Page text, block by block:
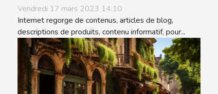
Vendredi 17 mars 2023 14:10
Internet regorge de contenus, articles de blog,
descriptions de produits, contenu informatif, pour...